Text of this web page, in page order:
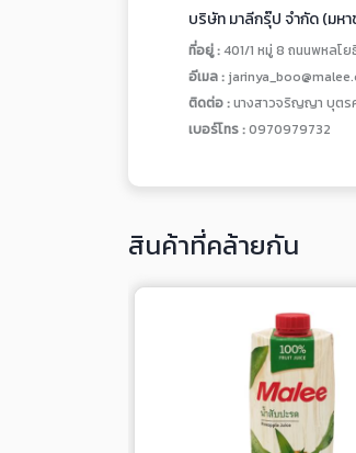
บริษัท มาลีกรุ๊ป จำกัด (มหา
ที่อยู่ :401/1 หมู่ 8 ถนนพหลโย
อีเมล :
ติดต่อ :นางสาวจริญญา บุตร
เบอร์โทร :0970979732
สินค้าที่คล้ายกัน